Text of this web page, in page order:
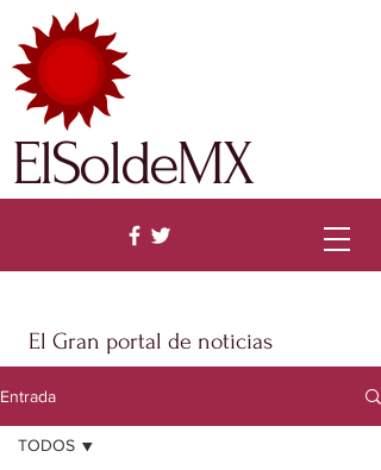
El Gran portal de noticias
ElSoldeMX
Entrada
TODOS